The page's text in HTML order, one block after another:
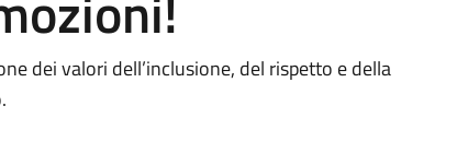
dei valori dell’inclusione, del rispetto e della